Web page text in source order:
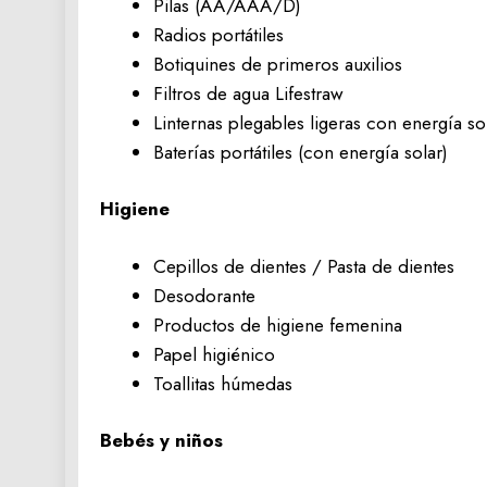
Radios portátiles
Botiquines de primeros auxilios
Filtros de agua Lifestraw
Linternas plegables ligeras con energía
Baterías portátiles (con energía solar)
Higiene
Cepillos de dientes / Pasta de dientes
Desodorante
Productos de higiene femenina
Papel higiénico
Toallitas húmedas
Bebés y niños